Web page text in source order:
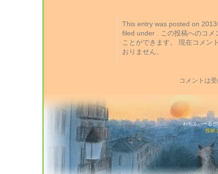
This entry was posted on
filed under . この投稿へのコ
ことができます。 現在コメン
おりません。
コメントは
わちふぃーる
投稿